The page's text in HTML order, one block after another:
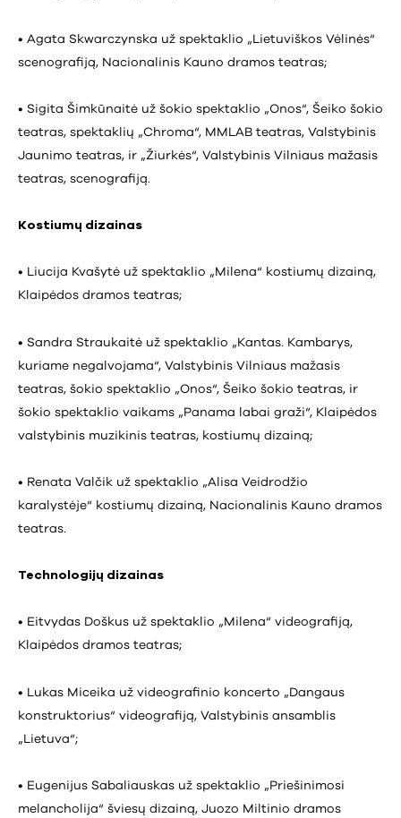
• Agata Skwarczynska už spektaklio „Lietuviškos Vėlinės“
scenografiją, Nacionalinis Kauno dramos teatras;
• Sigita Šimkūnaitė už šokio spektaklio „Onos“, Šeiko šokio
teatras, spektaklių „Chroma“, MMLAB teatras, Valstybinis
Jaunimo teatras, ir „Žiurkės“, Valstybinis Vilniaus mažasis
teatras, scenografiją.
Kostiumų dizainas
• Liucija Kvašytė už spektaklio „Milena“ kostiumų dizainą,
Klaipėdos dramos teatras;
• Sandra Straukaitė už spektaklio „Kantas. Kambarys,
kuriame negalvojama“, Valstybinis Vilniaus mažasis
teatras, šokio spektaklio „Onos“, Šeiko šokio teatras, ir
šokio spektaklio vaikams „Panama labai graži“, Klaipėdos
valstybinis muzikinis teatras, kostiumų dizainą;
• Renata Valčik už spektaklio „Alisa Veidrodžio
karalystėje“ kostiumų dizainą, Nacionalinis Kauno dramos
teatras.
Technologijų dizainas
• Eitvydas Doškus už spektaklio „Milena“ videografiją,
Klaipėdos dramos teatras;
• Lukas Miceika už videografinio koncerto „Dangaus
konstruktorius“ videografiją, Valstybinis ansamblis
„Lietuva“;
• Eugenijus Sabaliauskas už spektaklio „Priešinimosi
melancholija“ šviesų dizainą, Juozo Miltinio dramos